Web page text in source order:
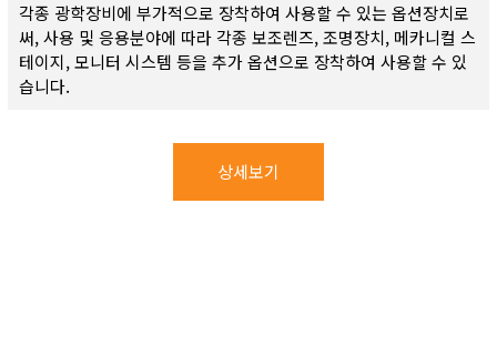
각종 광학장비에 부가적으로 장착하여 사용할 수 있는 옵션장치로
써, 사용 및 응용분야에 따라 각종 보조렌즈, 조명장치, 메카니컬 스
테이지, 모니터 시스템 등을 추가 옵션으로 장착하여 사용할 수 있
습니다.
상세보기